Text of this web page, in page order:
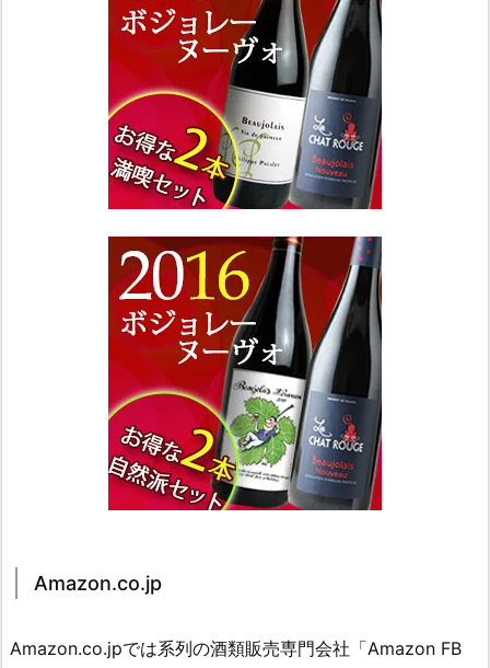
Amazon.co.jp
Amazon.co.jpでは系列の酒類販売専門会社「Amazon FB